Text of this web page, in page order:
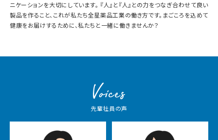
ニケーションを大切にしています。 『人』と『人』との力をつなぎ合わせて良い
製品を作ること、これが私たち全星薬品工業の働き方です。まごころを込めて
健康をお届けするために、私たちと一緒に働きませんか？
先輩社員の声